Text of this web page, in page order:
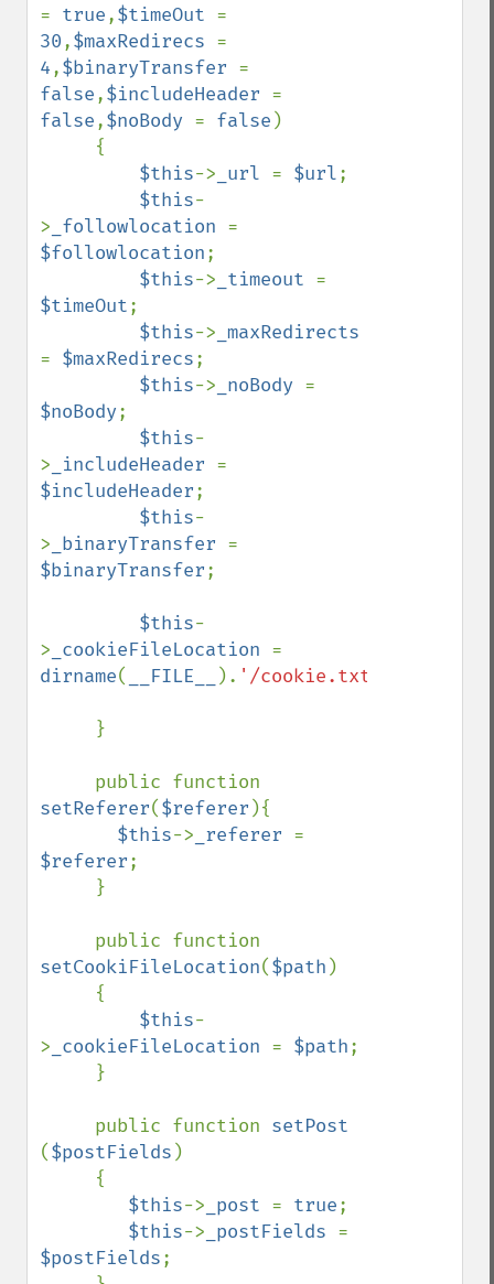
= true,$timeOut
30,$maxRedirecs
4,$binaryTransfer
false,$includeHeader
false,$noBody = false )
$this-> _url = $url;
$this-
> _followlocation
$followlocation;
$this-> _timeout
$timeOut;
$this->
= $maxRedirecs;
$this-> _noBody
$noBody;
$this-
> _includeHeader
$includeHeader;
$this-
> _binaryTransfer
$binaryTransfer;
$this-
> _cookieFileLocation
dirname( __FILE__ ). '/cookie.txt'
setReferer($referer ){
$this-> _referer
$referer;
setCookiFileLocation($path )
$this-
> _cookieFileLocation = $path;
     public function
($postFields )
$this-> _post = true;
$this-> _postFields
$postFields;